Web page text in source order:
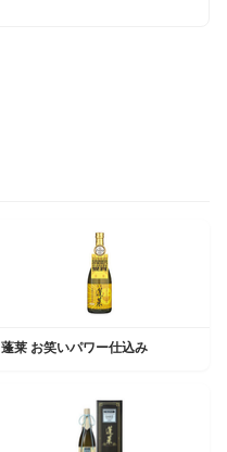
蓬莱 お笑いパワー仕込み